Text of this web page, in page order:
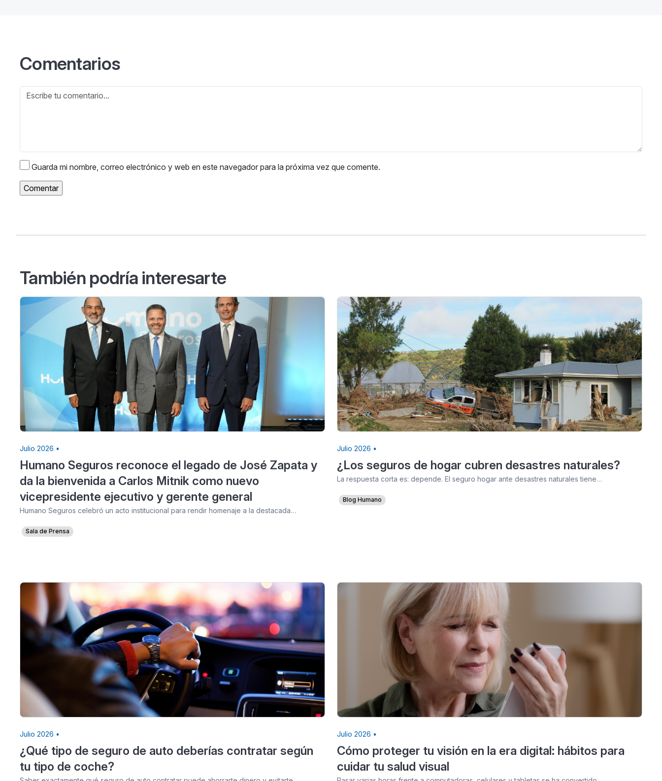
Comentarios
Guarda mi nombre, correo electrónico y web en este navegador para la próxima vez que comente.
También podría interesarte
Julio 2026 •
Humano Seguros reconoce el legado de José Zapata y
da la bienvenida a Carlos Mitnik como nuevo
vicepresidente ejecutivo y gerente general
Humano Seguros celebró un acto institucional para rendir homenaje a la destacada…
Sala de Prensa
Julio 2026 •
¿Los seguros de hogar cubren desastres naturales?
La respuesta corta es: depende. El seguro hogar ante desastres naturales tiene…
Blog Humano
Julio 2026 •
¿Qué tipo de seguro de auto deberías contratar según
tu tipo de coche?
Julio 2026 •
Cómo proteger tu visión en la era digital: hábitos para
cuidar tu salud visual